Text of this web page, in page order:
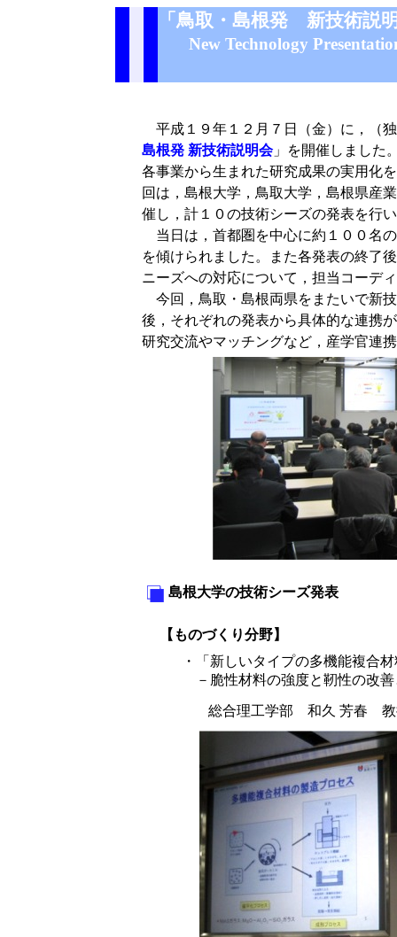
「鳥取・島根発 新技術説
New Technology
平成１９年１２月７日（金）に，（
島根発 新技術説明会」を開催しました
各事業から生まれた研究成果の実用化
回は，島根大学，鳥取大学，島根県産
催し，計１０の技術シーズの発表を行
当日は，首都圏を中心に約１００名
を傾けられました。また各発表の終了
ニーズへの対応について，担当コーデ
今回，鳥取・島根両県をまたいで新
後，それぞれの発表から具体的な連携
研究交流やマッチングなど，産学官連
島根大学の技術シーズ発表
【ものづくり分野】
・「新しいタイプの多機能複合
－脆性材料の強度と靭性の改
総合理工学部 和久 芳春